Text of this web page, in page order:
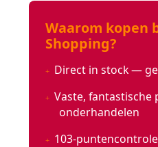
Waarom kopen
Shopping?
Direct in stock —
Vaste,
onderhandelen
103-